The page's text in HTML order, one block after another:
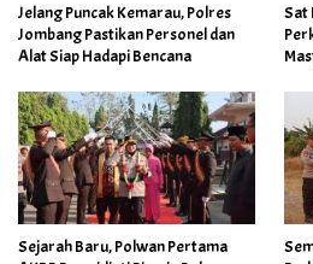
Jelang Puncak Kemarau, Polres
Jombang Pastikan Personel dan
Alat Siap Hadapi Bencana
Sat
Sejarah Baru, Polwan Pertama